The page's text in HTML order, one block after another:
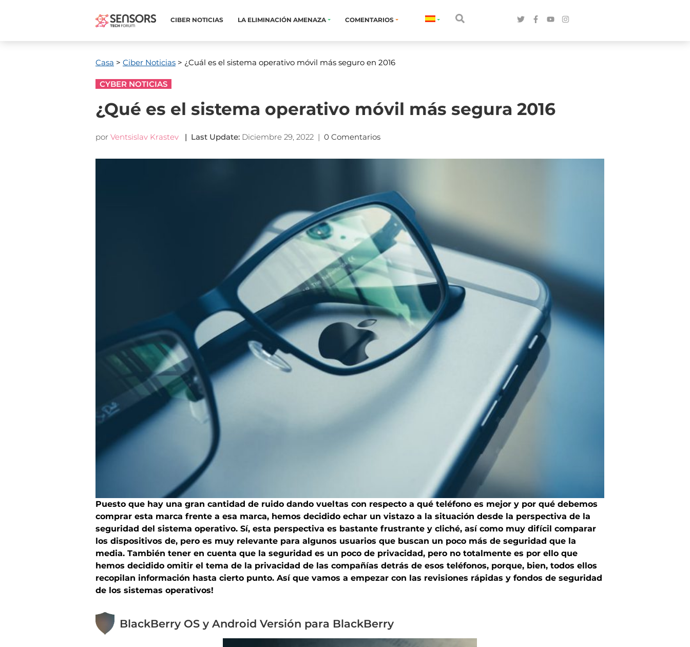
CIBER NOTICIAS LA ELIMINACIÓN AMENAZA COMENTARIOS
Casa > Ciber Noticias > ¿Cuál es el sistema operativo móvil más seguro en 2016
CYBER NOTICIAS
¿Qué es el sistema operativo móvil más segura 2016
por Ventsislav Krastev | Last Update: Diciembre 29, 2022 | 0 Comentarios
Puesto que hay una gran cantidad de ruido dando vueltas con respecto a qué teléfono es mejor y por qué debemos
comprar esta marca frente a esa marca, hemos decidido echar un vistazo a la situación desde la perspectiva de la
seguridad del sistema operativo. Sí, esta perspectiva es bastante frustrante y cliché, así como muy difícil comparar
los dispositivos de, pero es muy relevante para algunos usuarios que buscan un poco más de seguridad que la
media. También tener en cuenta que la seguridad es un poco de privacidad, pero no totalmente es por ello que
hemos decidido omitir el tema de la privacidad de las compañías detrás de esos teléfonos, porque, bien, todos ellos
recopilan información hasta cierto punto. Así que vamos a empezar con las revisiones rápidas y fondos de seguridad
de los sistemas operativos!
BlackBerry OS y Android Versión para BlackBerry